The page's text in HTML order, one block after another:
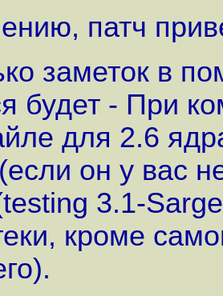
патч
заметок в
будет - При
для 2.6
он у вас
3.1-
кроме